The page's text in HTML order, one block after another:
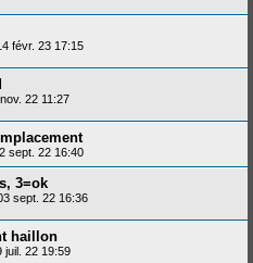
févr. 23 17:15
22 11:27
sept. 22 16:40
3=ok
sept. 22 16:36
haillon
juil. 22 19:59